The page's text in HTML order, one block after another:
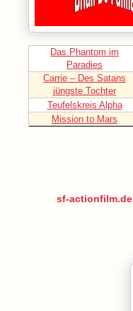
Das Phantom im
Paradies
Carrie – Des Satans
jüngste Tochter
Teufelskreis Alpha
Mission to Mars
sf-actionfilm.de